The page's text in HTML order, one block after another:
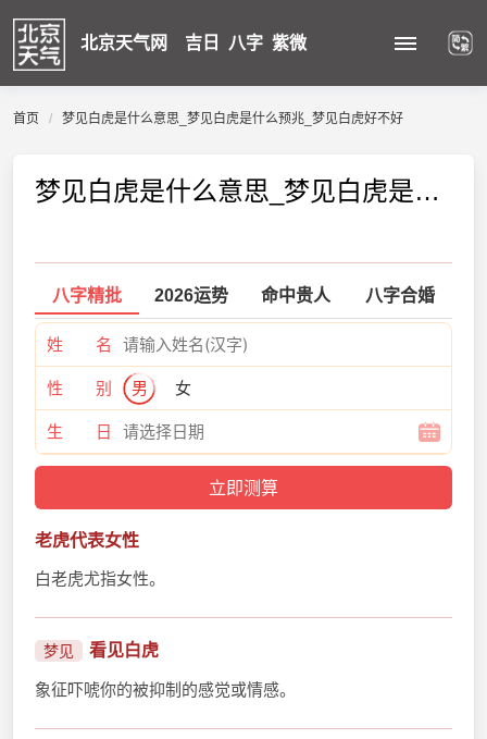
北京天气网 吉日 八字 紫微
首页 梦见白虎是什么意思_梦见白虎是什么预兆_梦见白虎好不好
梦见白虎是什么意思_梦见白虎是什么预兆_梦见白虎好不好
八字精批 2026运势 命中贵人 八字合婚
姓 名
性 别 男 女
生 日
老虎代表女性
白老虎尤指女性。
梦见 看见白虎
象征吓唬你的被抑制的感觉或情感。